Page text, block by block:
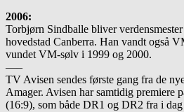
2006:
Torbjørn Sindballe bliver
hovedstad Canberra. Han vandt også
vundet VM-sølv i 1999 og 2000.
—–
TV Avisen sendes første gang fra de
Amager. Avisen har samtidig premiere
(16:9), som både DR1 og DR2 fra i dag